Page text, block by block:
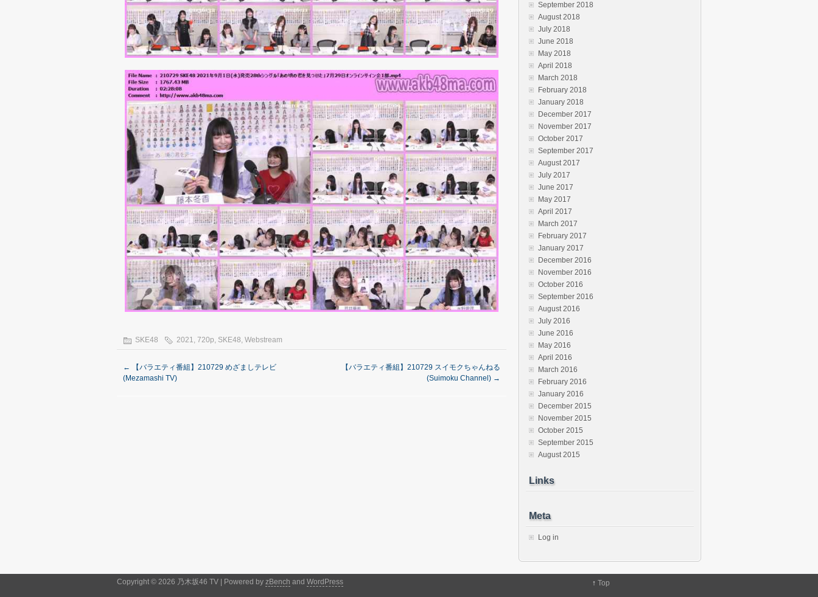
SKE48 2021, 720p, SKE48, Webstream
←
【バラエティ番組】210729 めざましテレビ
(Mezamashi TV)
【バラエティ番組】210729 スイモクちゃんねる
(Suimoku Channel) →
September 2018
August 2018
July 2018
June 2018
May 2018
April 2018
March 2018
February 2018
January 2018
December 2017
November 2017
October 2017
September 2017
August 2017
July 2017
June 2017
May 2017
April 2017
March 2017
February 2017
January 2017
December 2016
November 2016
October 2016
September 2016
August 2016
July 2016
June 2016
May 2016
April 2016
March 2016
February 2016
January 2016
December 2015
November 2015
October 2015
September 2015
August 2015
Links
Meta
Log in
Copyright © 2026 乃木坂46 TV | Powered by zBench and WordPress ↑ Top